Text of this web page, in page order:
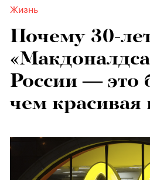
Жизнь
Почему 30-
России — это
чем